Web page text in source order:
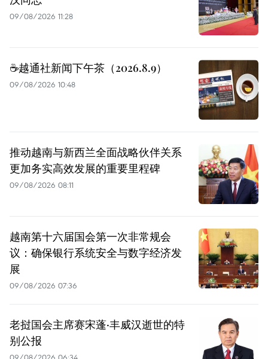
09/08/2026 11:28
☕️越通社新闻下午茶（2026.8.9）
09/08/2026 10:48
推动越南与新西兰全面战略伙伴关系
更加务实高效发展的重要里程碑
09/08/2026 08:11
越南第十六届国会第一次非常规会
议：确保银行系统安全与数字经济发
展
09/08/2026 07:36
老挝国会主席赛宋蓬·丰威汉逝世的特
别公报